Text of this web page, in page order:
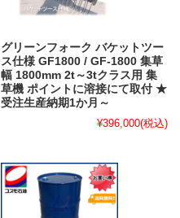
グリーンフォーク バケットツー
ス仕様 GF1800 / GF-1800 集草
幅 1800mm 2t～3tクラス用 集
草機 ポイントに溶接にて取付 ★
受注生産納期1か月～
¥396,000(税込)